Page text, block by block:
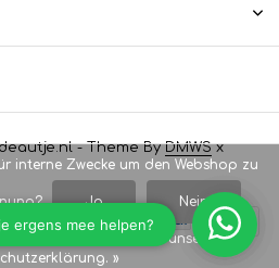
- Theme ByDMWSx
interne Zwecke um den Webshop zu
Ja Nein
beachten Sie bitte unsere
»